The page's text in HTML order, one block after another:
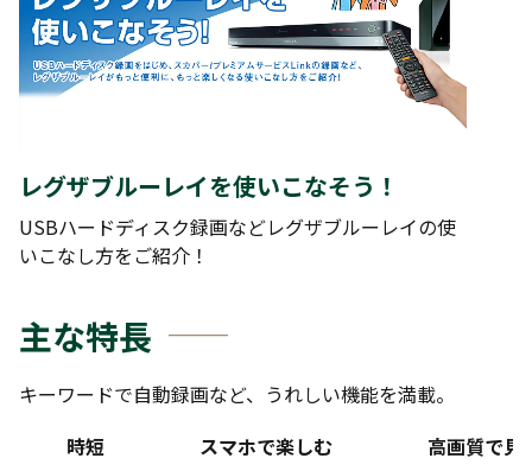
レグザブルーレイを使いこなそう！
USBハードディスク録画などレグザブルーレイの使
いこなし方をご紹介！
主な特長
キーワードで自動録画など、うれしい機能を満載。
時短
スマホで楽しむ 高画質で見